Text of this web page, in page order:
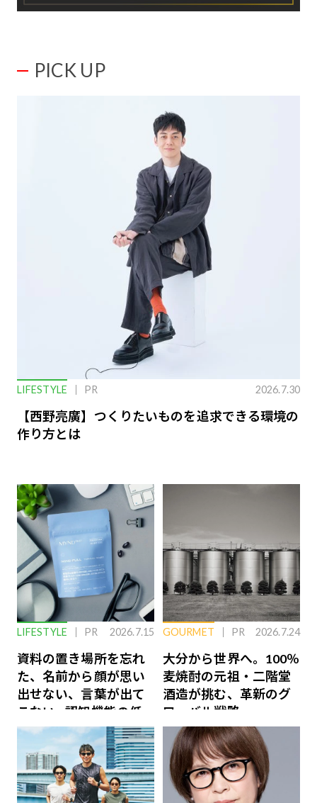
PICK UP
LIFESTYLE PR 2026.7.30
【西野亮廣】つくりたいものを追求できる環境の
作り方とは
LIFESTYLE PR 2026.7.15
資料の置き場所を忘れ
た、名前から顔が思い
出せない、言葉が出て
こない…認知機能の低
下を救う、脳のインナ
ーケアとは
GOURMET PR 2026.7.24
大分から世界へ。100％
麦焼酎の元祖・二階堂
酒造が挑む、革新のグ
ローバル戦略